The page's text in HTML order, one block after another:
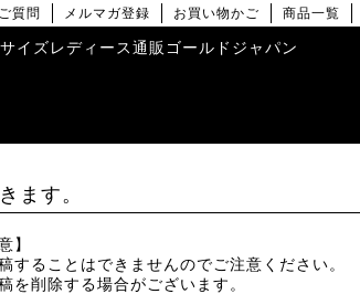
質問 メルマガ登録 お買い物かご 商品一覧
イズレディース通販ゴールドジャパン
ます。
】
ることはできませんのでご注意ください。
を削除する場合がございます。